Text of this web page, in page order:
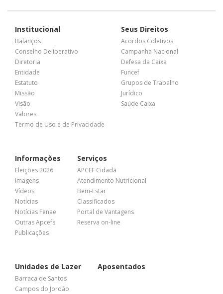
Institucional
Balanços
Conselho Deliberativo
Diretoria
Entidade
Estatuto
Missão
Visão
Valores
Termo de Uso e de Privacidade
Seus Direitos
Acordos Coletivos
Campanha Nacional
Defesa da Caixa
Funcef
Grupos de Trabalho
Jurídico
Saúde Caixa
Informações
Eleições 2026
Imagens
Vídeos
Notícias
Notícias Fenae
Outras Apcefs
Publicações
Serviços
APCEF Cidadã
Atendimento Nutricional
Bem-Estar
Classificados
Portal de Vantagens
Reserva on-line
Unidades de Lazer
Barraca de Santos
Campos do Jordão
Aposentados